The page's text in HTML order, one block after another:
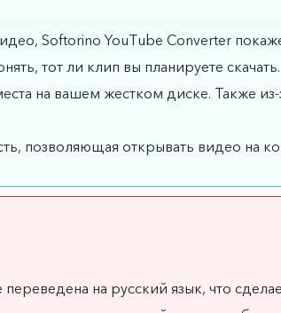
Softorino YouTube Converter
тот ли клип вы планируете скачать.
на вашем жестком диске. Также из-
позволяющая открывать видео на
на русский язык, что